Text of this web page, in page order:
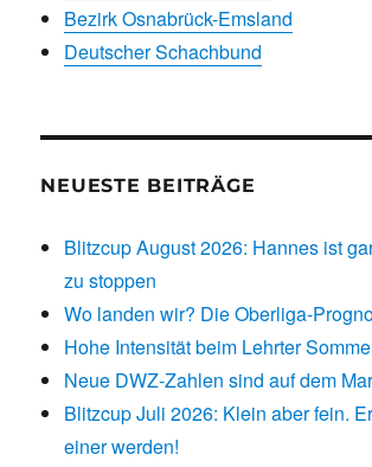
Bezirk Osnabrück-Emsland
Deutscher Schachbund
NEUESTE BEITRÄGE
Blitzcup August 2026: Hannes ist
zu stoppen
Wo landen wir? Die Oberliga-
Hohe Intensität beim Lehrter
Neue DWZ-Zahlen sind auf dem
Blitzcup Juli 2026: Klein aber fein.
einer werden!